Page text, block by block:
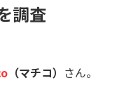
調査
（マチコ） さん。